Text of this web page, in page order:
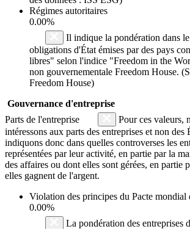
Régimes autoritaires
0.00%
Il indique la pondération dans
obligations d'État émises par des pays
libres" selon l'indice "Freedom in the
non gouvernementale Freedom House.
Freedom House)
Gouvernance d'entreprise
Parts de l'entreprise
Pour ces valeurs,
intéressons aux parts des entreprises et non des
indiquons donc dans quelles controverses les
représentées par leur activité, en partie par la
des affaires ou dont elles sont gérées, en partie
elles gagnent de l'argent.
Violation des principes du Pacte mondial
0.00%
La pondération des entreprises